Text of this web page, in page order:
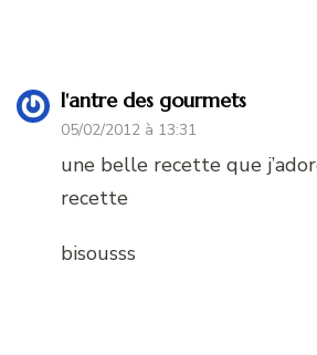
l'antre des gourmets
05/02/2012 à 13:31
une belle recette que
recette
bisousss